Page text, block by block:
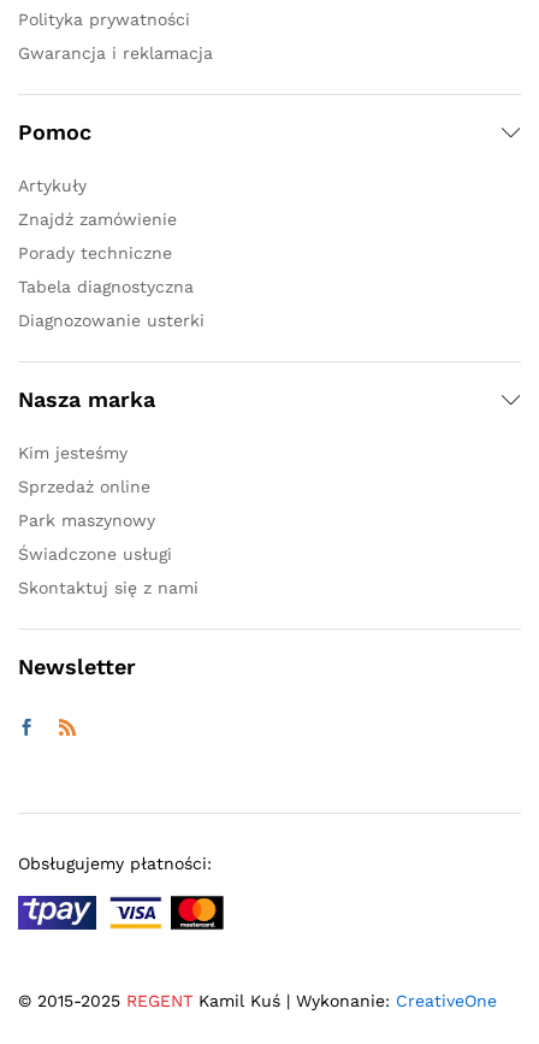
Polityka prywatności
Gwarancja i reklamacja
Pomoc
Artykuły
Znajdź zamówienie
Porady techniczne
Tabela diagnostyczna
Diagnozowanie usterki
Nasza marka
Kim jesteśmy
Sprzedaż online
Park maszynowy
Świadczone usługi
Skontaktuj się z nami
Newsletter
© 2015-2025 REGENT Kamil Kuś | Wykonanie: CreativeOne
Obsługujemy płatności: